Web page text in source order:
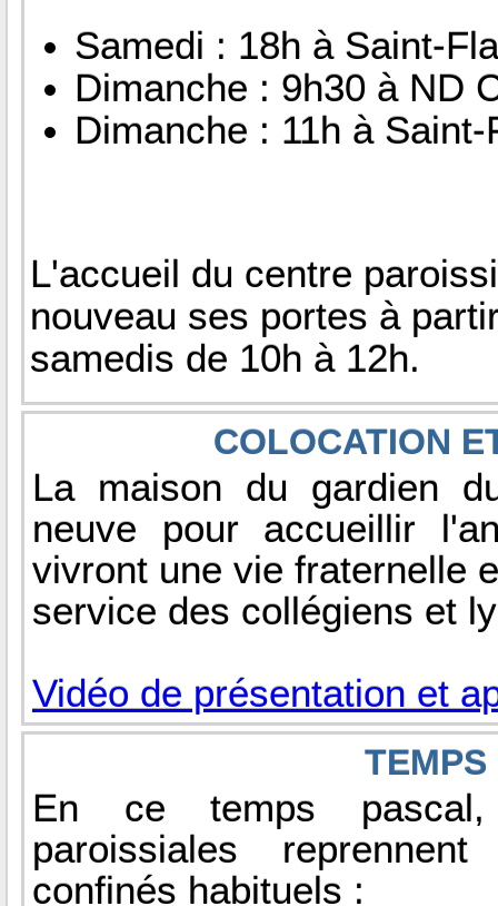
Samedi : 18h à Saint-
Dimanche : 9h30 à ND
Dimanche : 11h à Saint-
L'accueil du centre
nouveau ses portes à
samedis de 10h à 12h.
COLOCATION
La maison du gardien
neuve pour accueillir
vivront une vie fraternelle
service des collégiens et
Vidéo de présentation et
En ce temps
paroissiales
confinés habituels :